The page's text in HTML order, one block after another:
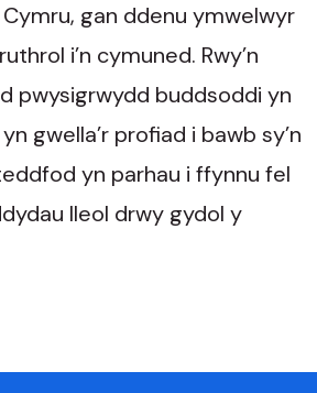
gan ddenu ymwelwyr
i’n cymuned. Rwy’n
pwysigrwydd buddsoddi yn
gwella’r profiad i bawb sy’n
yn parhau i ffynnu fel
lleol drwy gydol y